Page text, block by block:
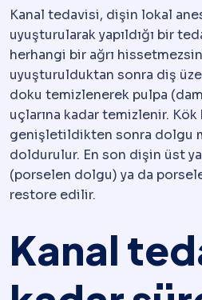
Kanal tedavisi, dişin lokal
uyuşturularak yapıldığı bir
herhangi bir ağrı
uyuşturulduktan sonra diş
doku temizlenerek pulpa
uçlarına kadar temizlenir.
genişletildikten sonra dolgu
doldurulur. En son dişin üst
(porselen dolgu) ya da
restore edilir.
Kanal